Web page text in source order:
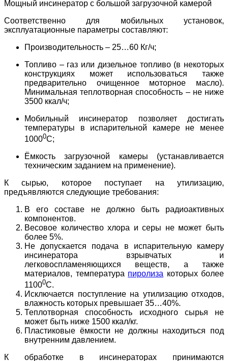
Мощный инсинератор с большой загрузочной камерой
Соответственно для мобильных установок,
эксплуатационные параметры составляют:
Производительность – 25…60 Кг/ч;
Топливо – газ или дизельное топливо (в некоторых
конструкциях может использоваться также
предварительно очищенное моторное масло).
Минимальная теплотворная способность – не ниже
3500 ккал/ч;
Мобильный инсинератор позволяет достигать
температуры в испарительной камере не менее
10000С;
Ёмкость загрузочной камеры (устанавливается
техническим заданием на применение).
К сырью, которое поступает на утилизацию,
предъявляются следующие требования:
В его составе не должно быть радиоактивных
компонентов.
Весовое количество хлора и серы не может быть
более 5%.
Не допускается подача в испарительную камеру
инсинератора взрывчатых и
легковоспламеняющихся веществ, а также
материалов, температура пиролиза которых более
11000С.
Исключается поступление на утилизацию отходов,
влажность которых превышает 35…40%.
Теплотворная способность исходного сырья не
может быть ниже 1500 ккал/кг.
Пластиковые ёмкости не должны находиться под
внутренним давлением.
К обработке в инсинераторах принимаются